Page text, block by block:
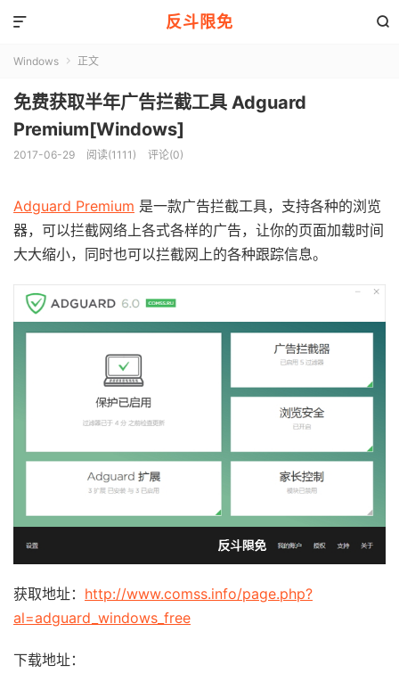
反斗限免 

Windows  正文
免费获取半年广告拦截工具 Adguard
Premium[Windows]
2017-06-29 阅读(1111) 评论(0)
Adguard Premium 是一款广告拦截工具，支持各种的浏览
器，可以拦截网络上各式各样的广告，让你的页面加载时间
大大缩小，同时也可以拦截网上的各种跟踪信息。
获取地址： http://www.comss.info/page.php?
al=adguard_windows_free
下载地址：